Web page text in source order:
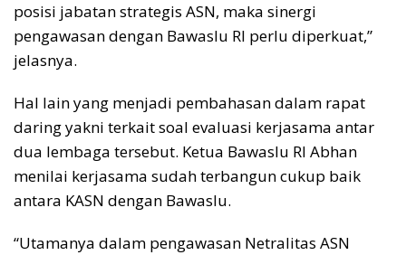
posisi jabatan strategis ASN, maka sinergi
pengawasan dengan Bawaslu RI perlu diperkuat,”
jelasnya.
Hal lain yang menjadi pembahasan dalam rapat
daring yakni terkait soal evaluasi kerjasama antar
dua lembaga tersebut. Ketua Bawaslu RI Abhan
menilai kerjasama sudah terbangun cukup baik
antara KASN dengan Bawaslu.
“Utamanya dalam pengawasan Netralitas ASN